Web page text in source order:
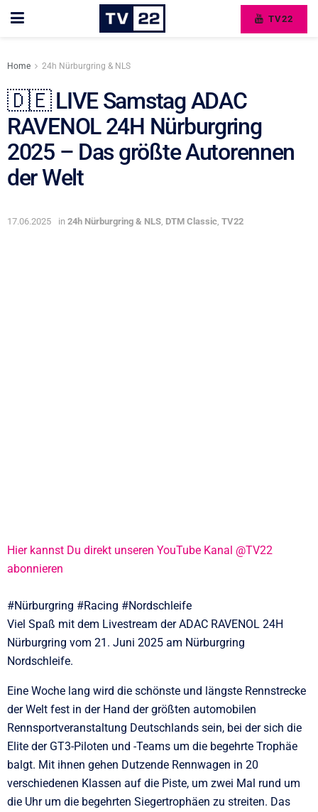
TV22
Home 24h Nürburgring & NLS
🇩🇪 LIVE Samstag ADAC
RAVENOL 24H Nürburgring
2025 – Das größte Autorennen
der Welt
17.06.2025 in 24h Nürburgring & NLS DTM Classic TV22
Hier kannst Du direkt unseren YouTube Kanal @TV22
abonnieren
#Nürburgring #Racing #Nordschleife
Viel Spaß mit dem Livestream der ADAC RAVENOL 24H
Nürburgring vom 21. Juni 2025 am Nürburgring
Nordschleife.
Eine Woche lang wird die schönste und längste Rennstrecke
der Welt fest in der Hand der größten automobilen
Rennsportveranstaltung Deutschlands sein, bei der sich die
Elite der GT3-Piloten und -Teams um die begehrte Trophäe
balgt. Mit ihnen gehen Dutzende Rennwagen in 20
verschiedenen Klassen auf die Piste, um zwei Mal rund um
die Uhr um die begehrten Siegertrophäen zu streiten. Das